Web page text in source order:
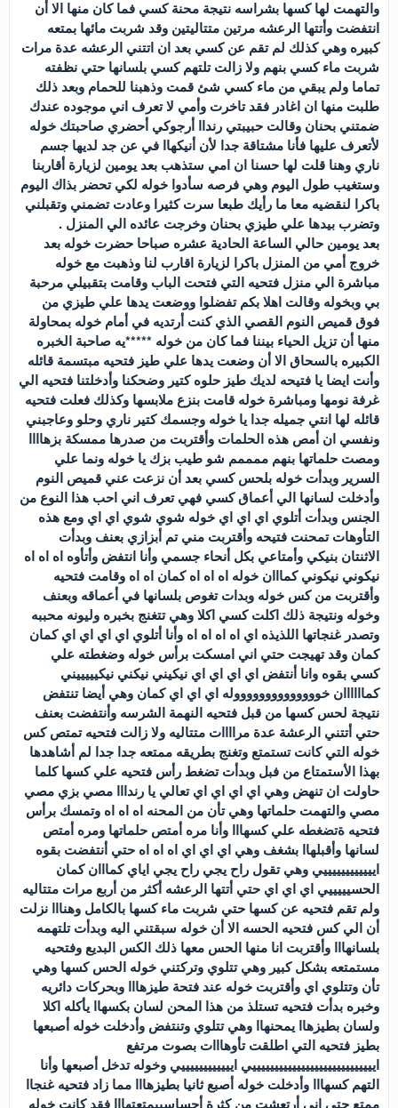
والتهمت لها كسها بشراسه نتيجة محنة كسي فما كان منها الا أن
انتفضت وأتتها الرعشه مرتين متتاليتين وقد شربت مائها بمتعه
كبيره وهي كذلك لم تقم عن كسي بعد ان اتتني الرعشه عدة مرات
شربت ماء كسي بنهم ولا زالت تلتهم كسي بلسانها حتي نظفته
تماما ولم يبقي من ماء كسي شئ قمت وذهبنا للحمام وبعد ذلك
طلبت منها ان اغادر فقد تاخرت وأمي لا تعرف اني موجوده عندك
ضمتني بحنان وقالت حبيبتي رنداا أرجوكي أحضري صاحبتك خوله
لأتعرف عليها فأنا مشتاقة جدا لأن أنيكهاا في عن جد لديها جسم
ناري وهنا قلت لها حسنا ان امي ستذهب بعد يومين لزيارة أقاربنا
وستغيب طول اليوم وهي فرصه سأدوا خوله لكي تحضر بذاك اليوم
باكرا لنقضيه معا ما رأيك طبعا سرت كثيرا وعادت تضمني وتقبلني
وتضرب بيدها علي طيزي بحنان وخرجت عائده الي المنزل .
بعد يومين حالي الساعة الحادية عشره صباحا حضرت خوله بعد
خروج أمي من المنزل باكرا لزيارة اقارب لنا وذهبت مع خوله
مباشرة الي منزل فتحيه التي فتحت الباب وقامت بتقبيلي مرحبة
بي وبخوله وقالت اهلا بكم تفضلوا ووضعت يدها علي طيزي من
فوق قميص النوم القصي الذي كنت أرتديه في أمام خوله بمحاولة
منها أن تزيل الحياء بيننا فما كان من خوله *****يه صاحبة الخبره
الكبيره بالسحاق الا أن وضعت يدها علي طيز فتحيه مبتسمة قائله
وأنت ايضا يا فتيحه لديك طيز حلوه كتير وضحكنا وأدخلتنا فتحيه الي
غرفة نومها ومباشرة خوله قامت بنزع ملابسها وكذلك فعلت فتحيه
قائله لها انتي جميله جدا يا خوله وجسمك كتير ناري وحلو وعاجبني
ونفسي ان أمص هذه الحلمات وأقتربت من صدرها ممسكة بزهاااا
ومصت حلماتها بنهم ممممم شو طيب بزك يا خوله ونما علي
السرير وبدأت خوله بلحس كسي بعد أن نزعت عني قميص النوم
وأدخلت لسانها الي أعماق كسي فهي تعرف اني احب هذا النوع من
الجنس وبدأت أتلوي اي اي اي خوله شوي شوي اي اي ومع هذه
التأوهات تمحنت فتيحه وأقتربت مني تم أبزازي بعنف وبدأت
الاثنتان بنيكي وأمتاعي بكل أنحاء جسمي وأنا انتفض وأتأوه اه اه اه
نيكوني نيكوني كمااان خوله اه اه اه كمان اه اه وقامت فتحيه
وأقتربت من كس خوله وبدات تغوص بلسانها في أعماقه وبعنف
وخوله ونتيجة ذلك اكلت كسي اكلا وهي تتغنج بخبره وليونه محببه
وتصدر غنجاتها اللذيذه اي اه اه اه اه وأنا أتلوي اي اي اي اي كمان
كمان وقد تهيجت حتي اني امسكت برأس خوله وضغطته علي
كسي بقوه وانا أنتفض اي اي اي اي نيكيني نيكني نيكيييييني
كماااااان خووووووووووووووله اي اي اي كمان وهي أيضا تنتفض
نتيجة لحس كسها من قبل فتحيه النهمة الشرسه وأنتفضت بعنف
حتي أتتني الرعشة عدة مراااات متتاليه ولا زالت فتحيه تمتص كس
خوله التي كانت تستمتع وتغنج بطريقه ممتعه جدا جدا لم أشاهدها
بهذا الأستمتاع من فبل وبدأت تضغط رأس فتحيه علي كسها كلما
حاولت ان تنهض وهي اي اي اي اي تعالي يا رندااا مصي بزي مصي
مصي والتهمت حلماتها وهي تأن من المحنه اه اه اه وتمسك برأس
فتحيه ةتضغطه علي كسهااا وأنا مره أمتص حلماتها ومره أمتص
لسانها وأقبلهاا بشغف وهي اي اي اي اه اه اه حتي أنتفضت بقوه
اييييييييييييي وهي تقول راح يجي راح يجي اياي كمااان كمان
الحسيييييي اي اي اي حتي أتتها الرعشه أكثر من أربع مرات متتاليه
ولم تقم فتحيه عن كسها حتي شربت ماء كسها بالكامل وهنااا نزلت
أن الي كس فتحيه الحسه الا أن خوله سبقتني اليه وبدأت تلتهمه
بلسانهااا وأقتربت انا منها الحس معها ذلك الكس البديع وفتحيه
مستمتعه بشكل كبير وهي تتلوي وتركتني خوله الحس كسها وهي
تأن وتتلوي اي وأقتربت خوله عند فتحة طيزهااا وبحركات دائريه
وخبره بدأت فتحيه تستلذ من هذا المحن لسان بكسهاا يأكله اكلا
ولسان بطيزهاا يمحنهاا وهي تتلوي وتنتفض وأدخلت خوله أصبعها
بطيز فتحيه التي اطلقت تأوهااات بصوت مرتفع
اييييييييييييييييييييييييييييي اييييييييييييي وخوله تدخل أصبعها وأنا
التهم كسهااا وأدخلت خوله أصبع ثانيا بطيزهااا مما زاد فتحيه غنجاا
ممتع حتي اني أرتعشت من كثرة أحساسيبمتعتهااا فقد كانت خوله